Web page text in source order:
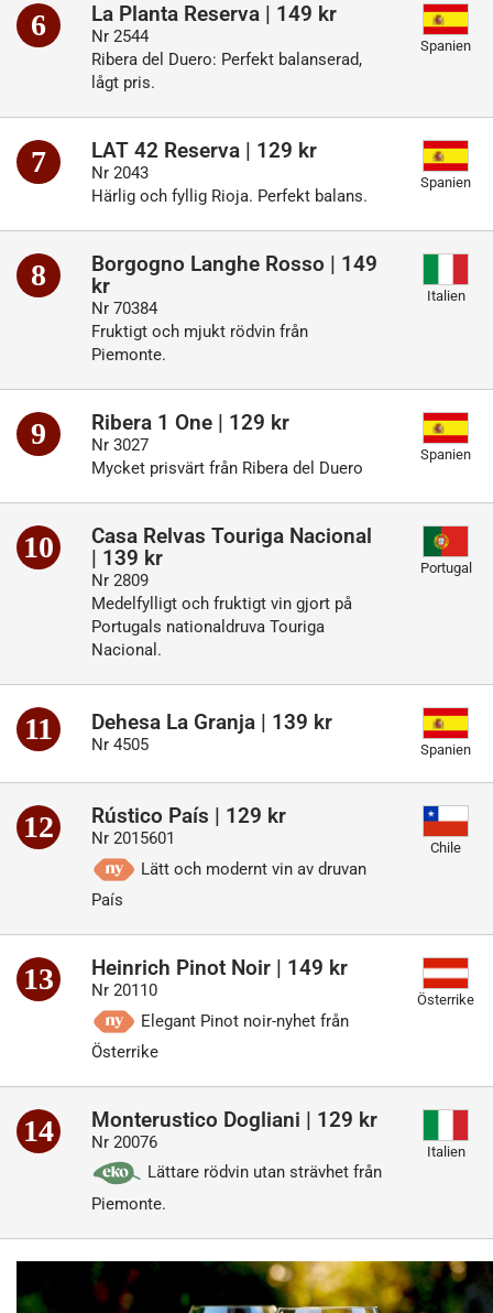
6 La Planta Reserva | 149 kr
Nr 2544
Ribera del Duero: Perfekt balanserad,
lågt pris.
Spanien
7 LAT 42 Reserva | 129 kr
Nr 2043
Härlig och fyllig Rioja. Perfekt balans.
Spanien
8
Borgogno Langhe Rosso | 149
kr
Nr 70384
Fruktigt och mjukt rödvin från
Piemonte.
Italien
9 Ribera 1 One | 129 kr
Nr 3027
Mycket prisvärt från Ribera del Duero
Spanien
10
Casa Relvas Touriga Nacional
| 139 kr
Nr 2809
Medelfylligt och fruktigt vin gjort på
Portugals nationaldruva Touriga
Nacional.
Portugal
11 Dehesa La Granja | 139 kr
Nr 4505 Spanien
12 Rústico País | 129 kr
Nr 2015601
Lätt och modernt vin av druvan
País
Chile
13 Heinrich Pinot Noir | 149 kr
Nr 20110
Elegant Pinot noir-nyhet från
Österrike
Österrike
14 Monterustico Dogliani | 129 kr
Nr 20076
Lättare rödvin utan strävhet från
Piemonte.
Italien